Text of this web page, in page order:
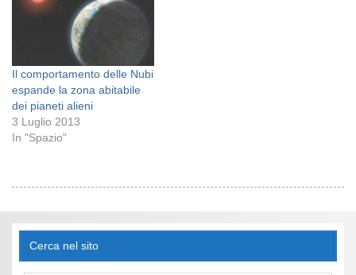
Il comportamento delle Nubi
espande la zona abitabile
dei pianeti alieni
3 Luglio 2013
In "Spazio"
Cerca nel sito